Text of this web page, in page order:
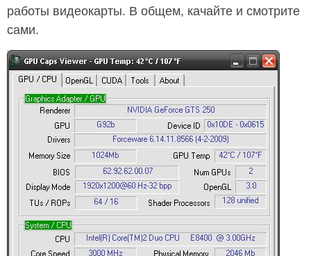
работы видеокарты. В общем, качайте и смотрите
сами.